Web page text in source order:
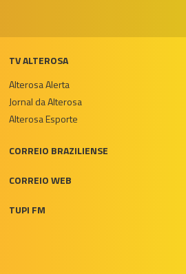
TV ALTEROSA
Alterosa Alerta
Jornal da Alterosa
Alterosa Esporte
CORREIO BRAZILIENSE
CORREIO WEB
TUPI FM